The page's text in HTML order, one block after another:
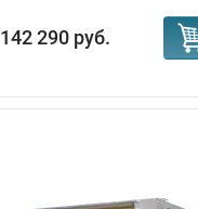
142 290 руб.